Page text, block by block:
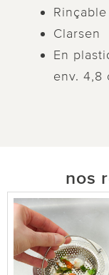
Clarsen
En
env. 4,8
nos